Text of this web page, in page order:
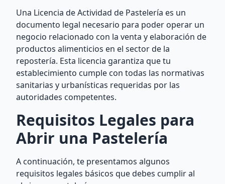
Una Licencia de Actividad de Pastelería es un
documento legal necesario para poder operar un
negocio relacionado con la venta y elaboración de
productos alimenticios en el sector de la
repostería. Esta licencia garantiza que tu
establecimiento cumple con todas las normativas
sanitarias y urbanísticas requeridas por las
autoridades competentes.
Requisitos Legales para
Abrir una Pastelería
A continuación, te presentamos algunos
requisitos legales básicos que debes cumplir al